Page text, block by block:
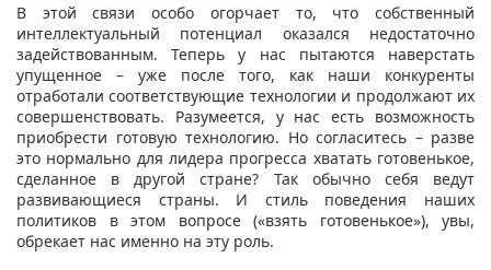
В этой связи особо огорчает то, что собственный
интеллектуальный потенциал оказался недостаточно
задействованным. Теперь у нас пытаются наверстать
упущенное – уже после того, как наши конкуренты
отработали соответствующие технологии и продолжают их
совершенствовать. Разумеется, у нас есть возможность
приобрести готовую технологию. Но согласитесь – разве
это нормально для лидера прогресса хватать готовенькое,
сделанное в другой стране? Так обычно себя ведут
развивающиеся страны. И стиль поведения наших
политиков в этом вопросе («взять готовенькое»), увы,
обрекает нас именно на эту роль.